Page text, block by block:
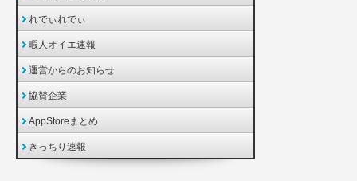
れでぃれでぃ
暇人オイエ速報
運営からのお知らせ
協賛企業
AppStoreまとめ
きっちり速報